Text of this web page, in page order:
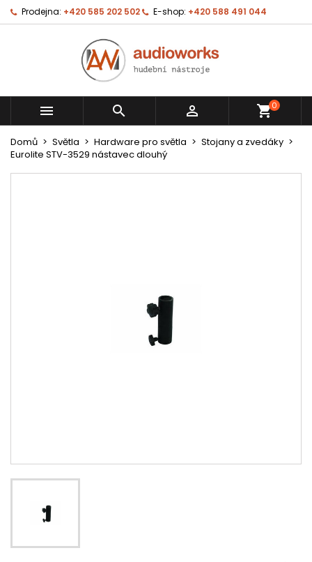
Prodejna: +420 585 202 502 E-shop: +420 588 491 044
   shopping_cart0
Domů Světla Hardware pro světla
Stojany a zvedáky
Eurolite STV-3529 nástavec dlouhý